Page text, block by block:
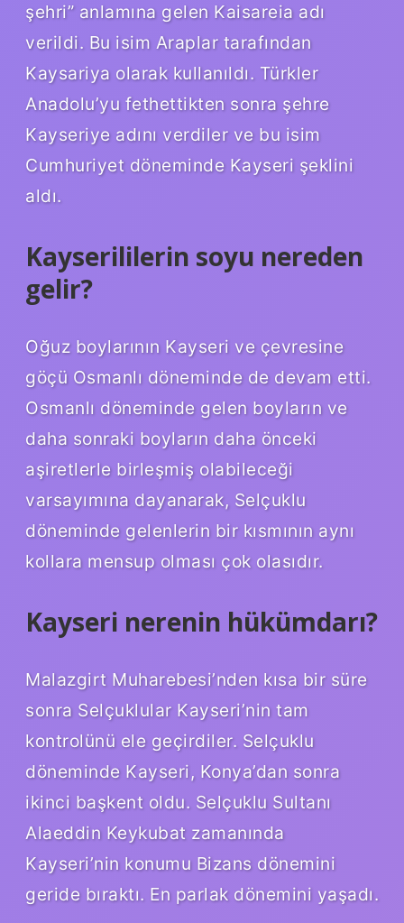
şehri” anlamına gelen Kaisareia adı
verildi. Bu isim Araplar tarafından
Kaysariya olarak kullanıldı. Türkler
Anadolu’yu fethettikten sonra şehre
Kayseriye adını verdiler ve bu isim
Cumhuriyet döneminde Kayseri şeklini
aldı.
Kayserililerin soyu nereden
gelir?
Oğuz boylarının Kayseri ve çevresine
göçü Osmanlı döneminde de devam etti.
Osmanlı döneminde gelen boyların ve
daha sonraki boyların daha önceki
aşiretlerle birleşmiş olabileceği
varsayımına dayanarak, Selçuklu
döneminde gelenlerin bir kısmının aynı
kollara mensup olması çok olasıdır.
Kayseri nerenin hükümdarı?
Malazgirt Muharebesi’nden kısa bir süre
sonra Selçuklular Kayseri’nin tam
kontrolünü ele geçirdiler. Selçuklu
döneminde Kayseri, Konya’dan sonra
ikinci başkent oldu. Selçuklu Sultanı
Alaeddin Keykubat zamanında
Kayseri’nin konumu Bizans dönemini
geride bıraktı. En parlak dönemini yaşadı.